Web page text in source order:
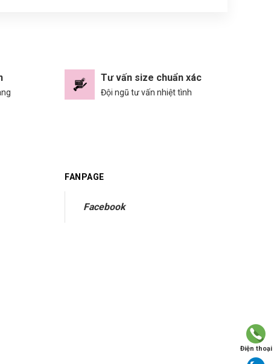
Tư vấn size chuẩn xác
Đội ngũ tư vấn nhiệt tình
FANPAGE
Facebook
Điện thoại